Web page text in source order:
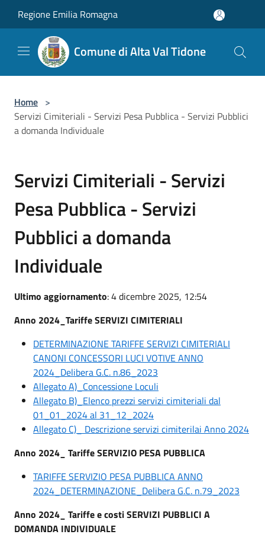
Regione Emilia Romagna
Comune di Alta Val Tidone
Home >
Servizi Cimiteriali - Servizi Pesa Pubblica - Servizi Pubblici
a domanda Individuale
Servizi Cimiteriali - Servizi
Pesa Pubblica - Servizi
Pubblici a domanda
Individuale
Ultimo aggiornamento: 4 dicembre 2025, 12:54
Anno 2024_Tariffe SERVIZI CIMITERIALI
DETERMINAZIONE TARIFFE SERVIZI CIMITERIALI
CANONI CONCESSORI LUCI VOTIVE ANNO
2024_Delibera G.C. n.86_2023
Allegato A)_Concessione Loculi
Allegato B)_Elenco prezzi servizi cimiteriali dal
01_01_2024 al 31_12_2024
Allegato C)_ Descrizione servizi cimiterilai Anno 2024
Anno 2024_ Tariffe SERVIZIO PESA PUBBLICA
TARIFFE SERVIZIO PESA PUBBLICA ANNO
2024_DETERMINAZIONE_Delibera G.C. n.79_2023
Anno 2024_ Tariffe e costi SERVIZI PUBBLICI A
DOMANDA INDIVIDUALE